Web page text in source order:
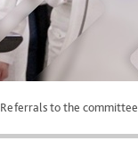
Referrals to the committee